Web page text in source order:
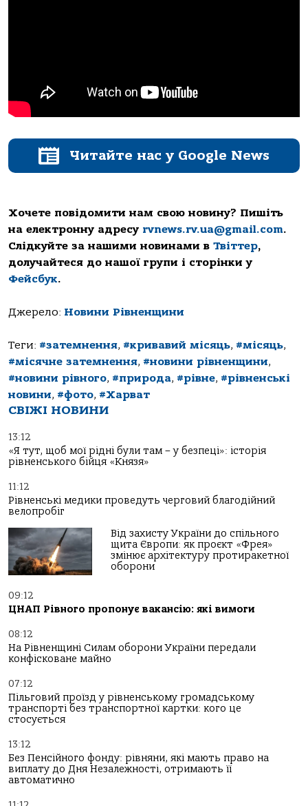
Читайте нас у Google News
Хочете повідомити нам свою новину? Пишіть
на електронну адресу rvnews.rv.ua@gmail.com.
Слідкуйте за нашими новинами в Твіттер,
долучайтеся до нашої групи і сторінки у
Фейсбук.
Джерело: Новини Рівненщини
Теги: #затемнення, #кривавий місяць, #місяць,
#місячне затемнення, #новини рівненщини,
#новини рівного, #природа, #рівне, #рівненські
новини, #фото, #Харват
СВІЖІ НОВИНИ
13:12
«Я тут, щоб мої рідні були там – у безпеці»: історія
рівненського бійця «Князя»
11:12
Рівненські медики проведуть черговий благодійний
велопробіг
Від захисту України до спільного
щита Європи: як проєкт «Фрея»
змінює архітектуру протиракетної
оборони
09:12
ЦНАП Рівного пропонує вакансію: які вимоги
08:12
На Рівненщині Силам оборони України передали
конфісковане майно
07:12
Пільговий проїзд у рівненському громадському
транспорті без транспортної картки: кого це
стосується
13:12
Без Пенсійного фонду: рівняни, які мають право на
виплату до Дня Незалежності, отримають її
автоматично